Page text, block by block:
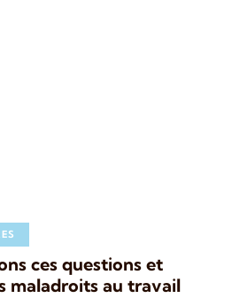
ces questions et
maladroits au travail